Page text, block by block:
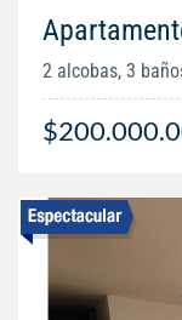
2 alcobas, 3